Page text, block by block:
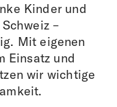
Kinder und
–
Mit eigenen
Einsatz und
wir wichtige